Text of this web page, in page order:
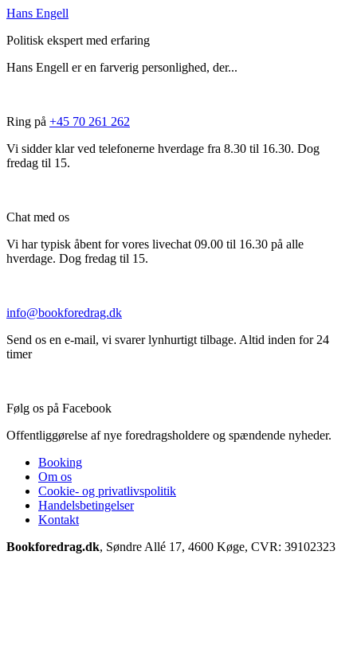
Hans Engell
Politisk ekspert med erfaring
Hans Engell er en farverig personlighed, der...
Ring på +45 70 261 262
Vi sidder klar ved telefonerne hverdage fra 8.30 til 16.30. Dog
fredag til 15.
Chat med os
Vi har typisk åbent for vores livechat 09.00 til 16.30 på alle
hverdage. Dog fredag til 15.
info@bookforedrag.dk
Send os en e-mail, vi svarer lynhurtigt tilbage. Altid inden for 24
timer
Følg os på Facebook
Offentliggørelse af nye foredragsholdere og spændende nyheder.
Booking
Om os
Cookie- og privatlivspolitik
Handelsbetingelser
Kontakt
Bookforedrag.dk, Søndre Allé 17, 4600 Køge, CVR: 39102323